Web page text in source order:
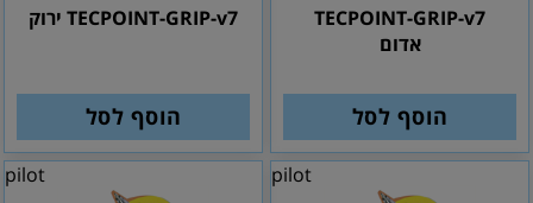
TECPOINT-GRIP-v7
אדום
הוסף לסל
TECPOINT-GRIP-v7 ירוק
הוסף לסל
pilot
pilot